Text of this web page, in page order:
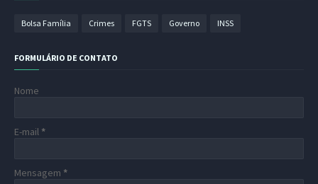
Bolsa Família Crimes FGTS Governo INSS
FORMULÁRIO DE CONTATO
Nome
E-mail *
Mensagem *